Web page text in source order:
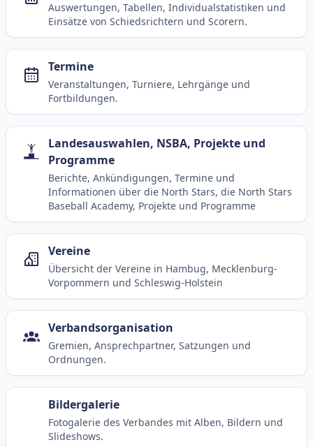
Auswertungen, Tabellen, Individualstatistiken und
Einsätze von Schiedsrichtern und Scorern.
Termine
Veranstaltungen, Turniere, Lehrgänge und
Fortbildungen.
Landesauswahlen, NSBA, Projekte und
Programme
Berichte, Ankündigungen, Termine und
Informationen über die North Stars, die North Stars
Baseball Academy, Projekte und Programme
Vereine
Übersicht der Vereine in Hambug, Mecklenburg-
Vorpommern und Schleswig-Holstein
Verbandsorganisation
Gremien, Ansprechpartner, Satzungen und
Ordnungen.
Bildergalerie
Fotogalerie des Verbandes mit Alben, Bildern und
Slideshows.